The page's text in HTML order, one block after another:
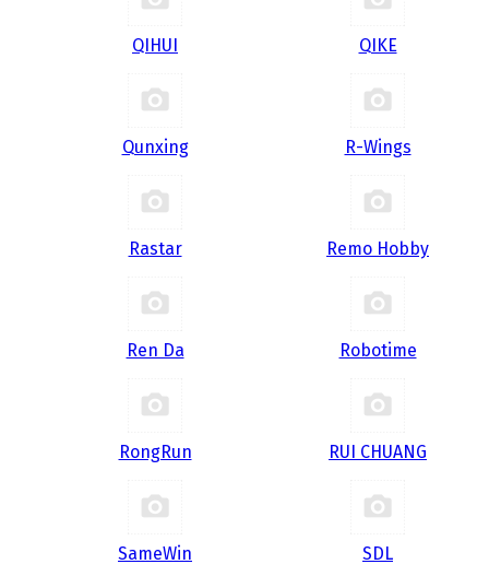
QIHUI QIKE
Qunxing R-Wings
Rastar Remo Hobby
Ren Da Robotime
RongRun RUI CHUANG
SameWin SDL